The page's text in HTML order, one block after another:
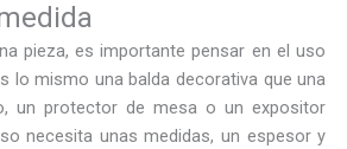
pieza, es importante pensar en el uso
lo mismo una balda decorativa que una
un protector de mesa o un expositor
necesita unas medidas, un espesor y